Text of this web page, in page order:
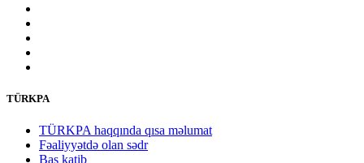
TÜRKPA
TÜRKPA haqqında qısa məlumat
Fəaliyyətdə olan sədr
Baş katib